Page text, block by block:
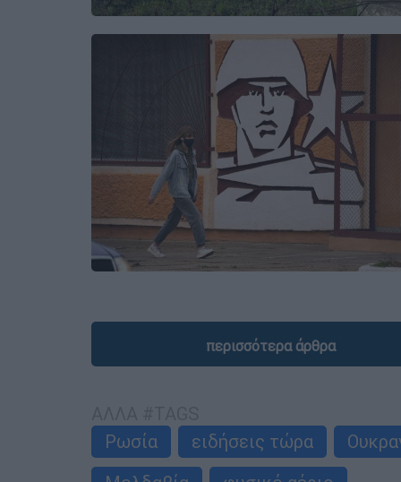
περισσότερα άρθρα
Ρωσία
ειδήσεις τώρα